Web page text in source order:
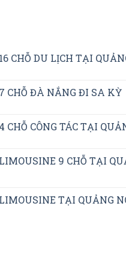
CHỖ DU LỊCH TẠI
CHỖ ĐÀ NẮNG ĐI SA KỲ
CHỖ CÔNG TÁC TẠI
9 CHỖ TẠI
TẠI QUẢNG